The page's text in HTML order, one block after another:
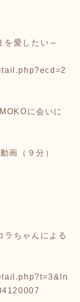
を愛したい～
に会いに
画（９分）
ラちゃんによる